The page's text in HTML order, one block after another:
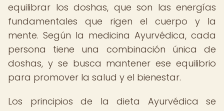
equilibrar los doshas, que son las energías
fundamentales que rigen el cuerpo y la
mente. Según la medicina Ayurvédica, cada
persona tiene una combinación única de
doshas, y se busca mantener ese equilibrio
para promover la salud y el bienestar.
Los principios de la dieta Ayurvédica se